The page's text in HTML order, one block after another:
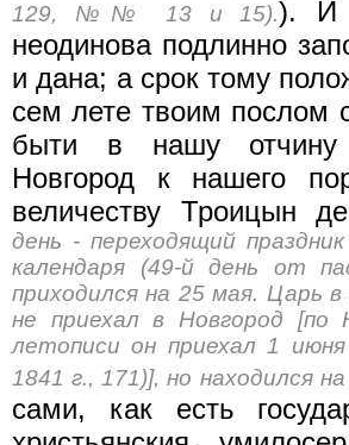
129, №№ 13 и 15).). И
неодинова подлинно
и дана; а срок тому
сем лете твоим послом
быти в нашу
Новгород к нашего
величеству Троицын
день - переходящий
календаря (49-й день от
приходился на 25 мая. Царь
не приехал в Новгород [по
летописи он приехал 1
1841 г., 171)], но находился
сами, как есть